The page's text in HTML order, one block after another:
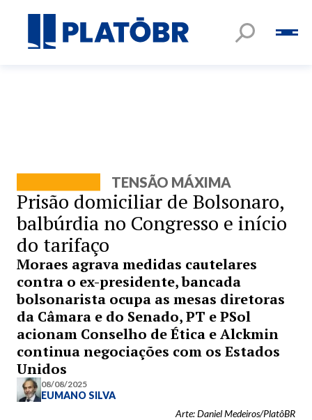
TENSÃO MÁXIMA
Prisão domiciliar de Bolsonaro,
balbúrdia no Congresso e início
do tarifaço
Moraes agrava medidas cautelares
contra o ex-presidente, bancada
bolsonarista ocupa as mesas diretoras
da Câmara e do Senado, PT e PSol
acionam Conselho de Ética e Alckmin
continua negociações com os Estados
Unidos
08/08/2025
EUMANO SILVA
Arte: Daniel Medeiros/PlatôBR